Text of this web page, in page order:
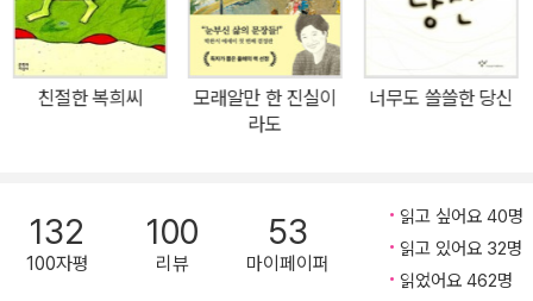
타계할 때까지 40여 년간 80여 편의 단편소설과 15편의 장편소설
을 쓰며 꾸준히 작품 활동을 해왔으며, 이외에도 동화‧산문집‧콩트집
등 다양한 분야의 작 품을 두루 남겼다. 특히 『모래알만 한 진실이라
도』, 『사랑을 무게로 안 느끼게』는 에세이스트로서의 박완서의 면모
(1991), 중앙문화대상(1993), 현대문학상(1993), 동인문학상(199
4), 한무숙문학상(1995), 대산문학상(1997), 만해문학상(1999),
인촌문학상(2000), 황순원문학상(2001), 호암예술상(2006) 등을
흉내 낼 수 없는 이 진솔함 때문일 것이다. 『못 가본 길이 더 아름답
다』에는 사람과 자연을 한없이 따뜻한 시선으로 바라봄으로써 새삼
발견하게 된 기쁨과 경탄, 그로 인한 감사와 애정이 고스란히 담겨 있
다. “내 소유가 아니어도 욕심 없이 바라볼 수 있는 자유와 평화”를 누
한다. 『못 가본 길이 더 아름답다』의 제목에서 느낄 수 있듯이, 작가에
겐 못 가본 곳, 곧 미지의 세계에 대한 기대와 소망의 충일함이 가득하
다. 그곳에는 아직도 만나야 할, 다 하지 못한 새롭고 경이로운 시간이
친절한 복희씨
모래알만 한 진실이
라도
너무도 쓸쓸한 당신
132
100자평
100
리뷰
53
마이페이퍼
읽고 싶어요 40명
읽고 있어요 32명
읽었어요 462명